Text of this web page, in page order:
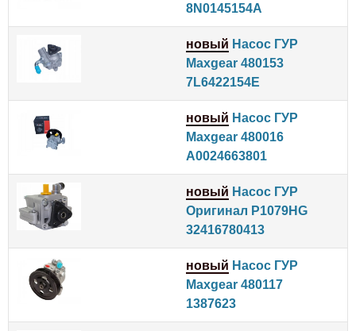
8N0145154A
новый Насос ГУР
Maxgear 480153
7L6422154E
новый Насос ГУР
Maxgear 480016
A0024663801
новый Насос ГУР
Оригинал P1079HG
32416780413
новый Насос ГУР
Maxgear 480117
1387623